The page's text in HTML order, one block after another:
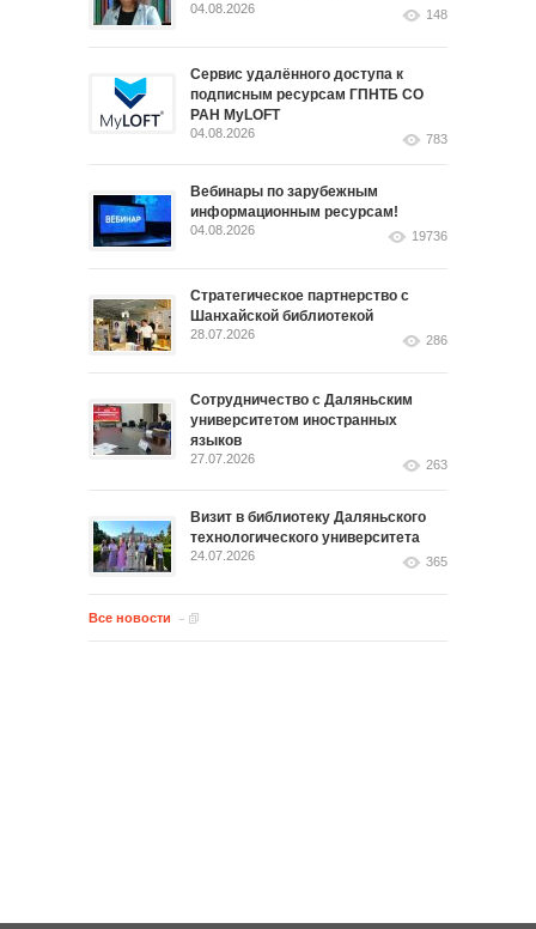
04.08.2026 148
Сервис удалённого доступа к
подписным ресурсам ГПНТБ СО
РАН MyLOFT
04.08.2026 783
Вебинары по зарубежным
информационным ресурсам!
04.08.2026 19736
Стратегическое партнерство с
Шанхайской библиотекой
28.07.2026 286
Сотрудничество с Даляньским
университетом иностранных
языков
27.07.2026 263
Визит в библиотеку Даляньского
технологического университета
24.07.2026 365
Все новости